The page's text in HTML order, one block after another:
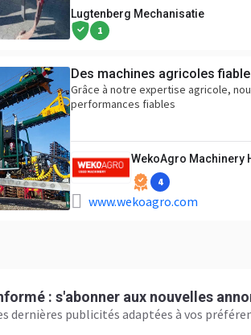
Lugtenberg Mechanisatie
1
Des machines agricoles
Grâce à notre expertise agricole,
performances fiables
WekoAgro Machinery
4
www.wekoagro.com
: s'abonner aux nouvelles
dernières publicités adaptées à vos